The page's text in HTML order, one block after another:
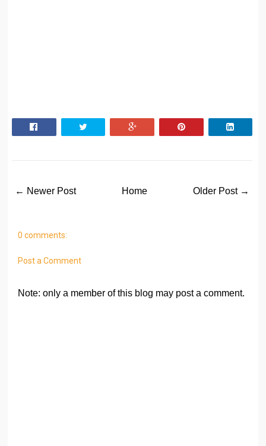
← Newer Post Older Post →
Home
0 comments:
Post a Comment
Note: only a member of this blog may post a comment.